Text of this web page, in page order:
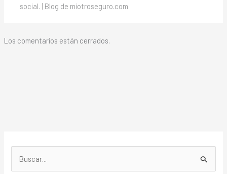
social. | Blog de miotroseguro.com
Los comentarios están cerrados.